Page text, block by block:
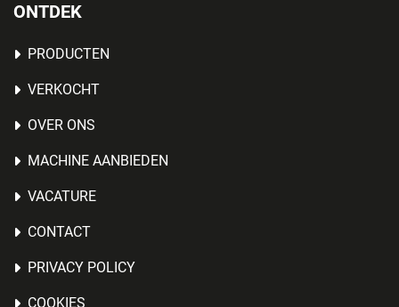
ONTDEK
PRODUCTEN
VERKOCHT
OVER ONS
MACHINE AANBIEDEN
VACATURE
CONTACT
PRIVACY POLICY
COOKIES